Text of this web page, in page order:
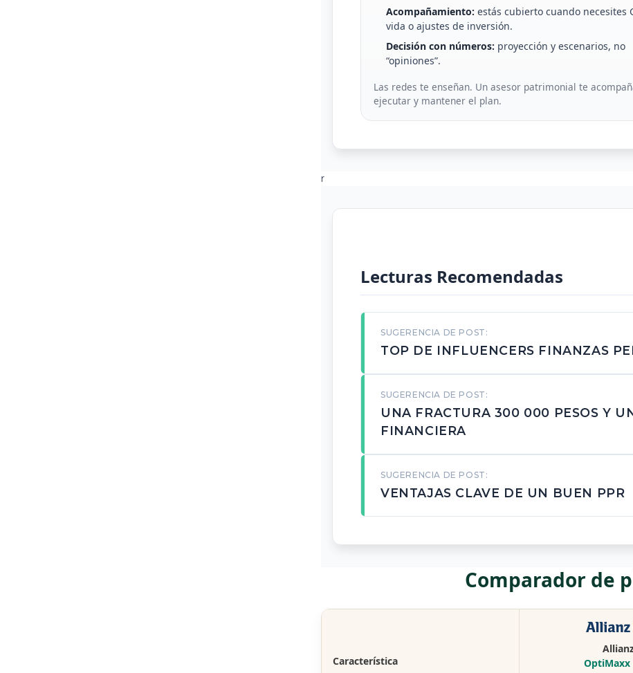
Acompañamiento: estás cubierto cuando necesites
vida o ajustes de inversión.
Decisión con números: proyección y escenarios, no
“opiniones”.
Las redes te enseñan. Un asesor patrimonial te
ejecutar y mantener el plan.
r
Lecturas Recomendadas
SUGERENCIA DE POST:
TOP DE INFLUENCERS FINANZAS
SUGERENCIA DE POST:
UNA FRACTURA 300 000 PESOS Y
FINANCIERA
SUGERENCIA DE POST:
VENTAJAS CLAVE DE UN BUEN PPR
Comparador de
Característica
OptiMaxx